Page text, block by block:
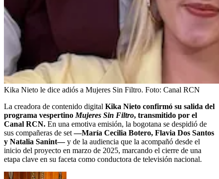
Kika Nieto le dice adiós a Mujeres Sin Filtro. Foto: Canal RCN
La creadora de contenido digital Kika Nieto confirmó su salida del
programa vespertinoMujeres Sin Filtro, transmitido por el
Canal RCN. En una emotiva emisión, la bogotana se despidió de
sus compañeras de set—María Cecilia Botero, Flavia Dos Santos
y Natalia Sanint—y de la audiencia que la acompañó desde el
inicio del proyecto en marzo de 2025, marcando el cierre de una
etapa clave en su faceta como conductora de televisión nacional.